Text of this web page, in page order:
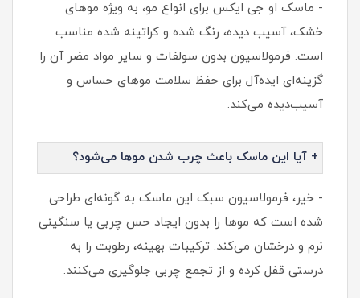
- ماسک او جی ایکس برای انواع مو، به ویژه موهای
خشک، آسیب دیده، رنگ شده و کراتینه شده مناسب
است. فرمولاسیون بدون سولفات و سایر مواد مضر آن را
گزینه‌ای ایده‌آل برای حفظ سلامت موهای حساس و
آسیب‌دیده می‌کند.
+ آیا این ماسک باعث چرب شدن موها می‌شود؟
- خیر، فرمولاسیون سبک این ماسک به گونه‌ای طراحی
شده است که موها را بدون ایجاد حس چربی یا سنگینی
نرم و درخشان می‌کند. ترکیبات بهینه، رطوبت را به
درستی قفل کرده و از تجمع چربی جلوگیری می‌کنند.